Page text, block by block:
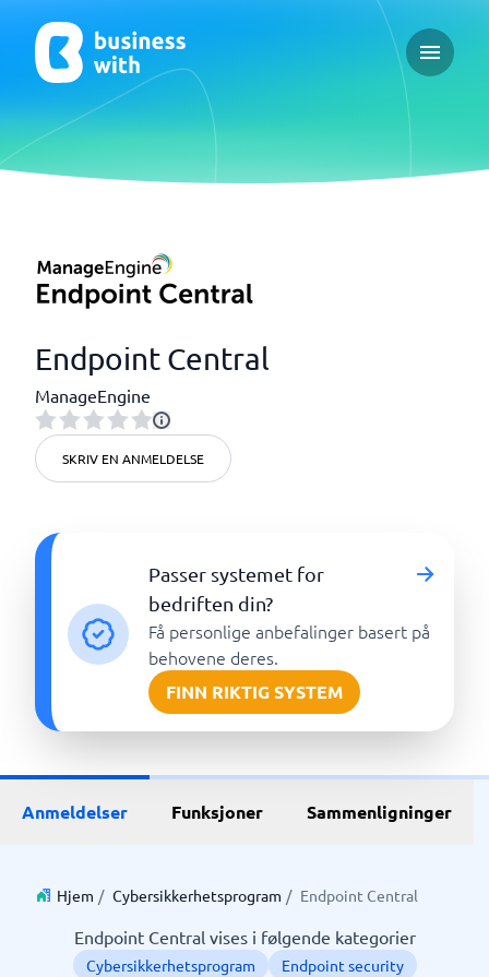
Open
Endpoint Central
ManageEngine
SKRIV EN ANMELDELSE
Passer systemet for
bedriften din?
Få personlige anbefalinger basert på
behovene deres.
FINN RIKTIG SYSTEM
Anmeldelser Funksjoner Sammenligninger
Hjem / Cybersikkerhetsprogram / Endpoint Central
Endpoint Central vises i følgende kategorier
Cybersikkerhetsprogram Endpoint security